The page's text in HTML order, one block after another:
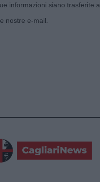
informazioni siano trasferite a
nostre e-mail.